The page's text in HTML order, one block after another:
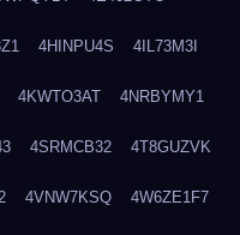
4HINPU4S 4IL73M3I
4KWTO3AT 4NRBYMY1
4SRMCB32 4T8GUZVK
4VNW7KSQ 4W6ZE1F7